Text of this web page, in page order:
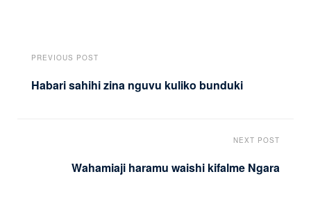
PREVIOUS POST
Habari sahihi zina nguvu kuliko bunduki
NEXT POST
Wahamiaji haramu waishi kifalme Ngara